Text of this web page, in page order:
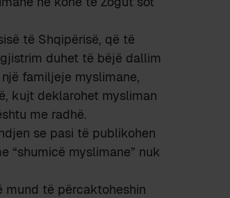
të Shqipërisë, që të
duhet të bëjë dallim
familjeje myslimane,
kujt deklarohet mysliman
me radhë.
se pasi të publikohen
“shumicë myslimane” nuk
mund të përcaktoheshin